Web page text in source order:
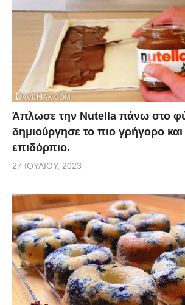
Άπλωσε την Nutella πάνω στο
δημιούργησε το πιο γρήγορο και
επιδόρπιο.
27 ΙΟΥΛΊΟΥ, 2023